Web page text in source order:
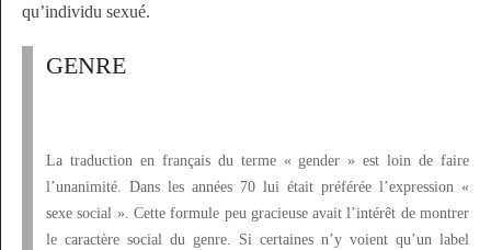
qu’individu sexué.
GENRE
La traduction en français du terme « gender » est loin de faire
l’unanimité. Dans les années 70 lui était préférée l’expression «
sexe social ». Cette formule peu gracieuse avait l’intérêt de montrer
le caractère social du genre. Si certaines n’y voient qu’un label